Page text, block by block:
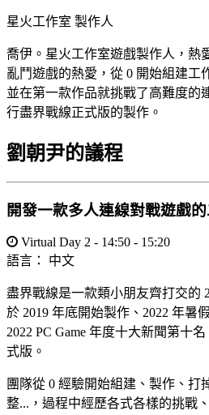
星火工作室 製作人
喬伊。星火工作室遊戲製作人，熱
亂鬥遊戲的熱愛，從 0 開始組建工
並在第一款作品就挑戰了高難度的
行盡界戰線正式版的製作。
劉朝尹的議程
開發一款多人連線對戰遊戲
Virtual Day 2 - 14:50 - 15:20
語言： 中文
盡界戰線是一款類小朋友齊打交的
於 2019 年底開始製作、2022 年暑
2022 PC Game 年度十大新聞第十
式版。
團隊從 0 經驗開始組建、製作、打
整...，過程中經歷各式各樣的挑戰